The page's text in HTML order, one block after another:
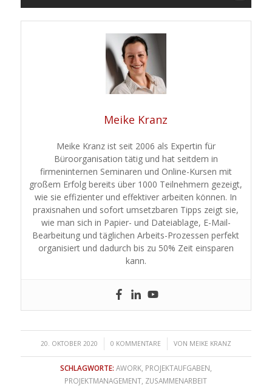
Meike Kranz
Meike Kranz ist seit 2006 als Expertin für
Büroorganisation tätig und hat seitdem in
firmeninternen Seminaren und Online-Kursen mit
großem Erfolg bereits über 1000 Teilnehmern gezeigt,
wie sie effizienter und effektiver arbeiten können. In
praxisnahen und sofort umsetzbaren Tipps zeigt sie,
wie man sich in Papier- und Dateiablage, E-Mail-
Bearbeitung und täglichen Arbeits-Prozessen perfekt
organisiert und dadurch bis zu 50% Zeit einsparen
kann.
20. OKTOBER 2020
/ 0 KOMMENTARE
/ VON MEIKE KRANZ
SCHLAGWORTE: AWORK, PROJEKTAUFGABEN
PROJEKTMANAGEMENT ZUSAMMENARBEIT